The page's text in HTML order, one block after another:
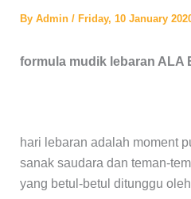
By Admin / Friday, 10 January
formula mudik lebaran ALA
hari lebaran adalah moment
sanak saudara dan teman-
yang betul-betul ditunggu